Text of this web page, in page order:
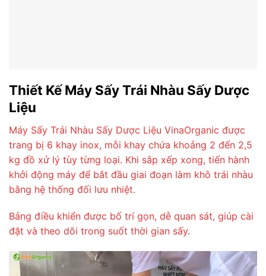
Thiết Kế Máy Sấy Trái Nhàu Sấy Dược
Liệu
Máy Sấy Trái Nhàu Sấy Dược Liệu VinaOrganic được
trang bị 6 khay inox, mỗi khay chứa khoảng 2 đến 2,5
kg đồ xử lý tùy từng loại. Khi sắp xếp xong, tiến hành
khởi động máy để bắt đầu giai đoạn làm khô trái nhàu
bằng hệ thống đối lưu nhiệt.
Bảng điều khiển được bố trí gọn, dễ quan sát, giúp cài
đặt và theo dõi trong suốt thời gian sấy.